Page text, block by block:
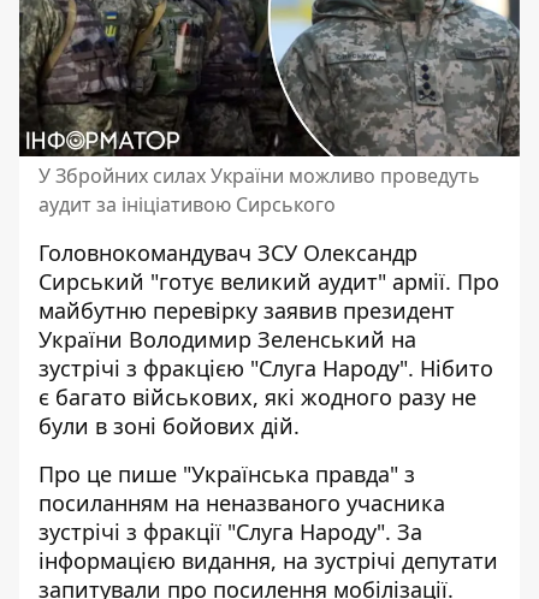
У Збройних силах України можливо проведуть
аудит за ініціативою Сирського
Головнокомандувач ЗСУ Олександр
Сирський "готує великий аудит" армії. Про
майбутню перевірку заявив президент
України Володимир Зеленський на
зустрічі з фракцією "Слуга Народу". Нібито
є багато військових, які жодного разу не
були в зоні бойових дій.
Про це пише "Українська правда" з
посиланням на неназваного учасника
зустрічі з фракції "Слуга Народу". За
інформацією видання, на зустрічі депутати
запитували про посилення мобілізації.